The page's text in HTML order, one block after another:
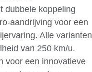
dubbele koppeling
aandrijving voor een
Alle varianten
van 250 km/u.
voor een innovatieve